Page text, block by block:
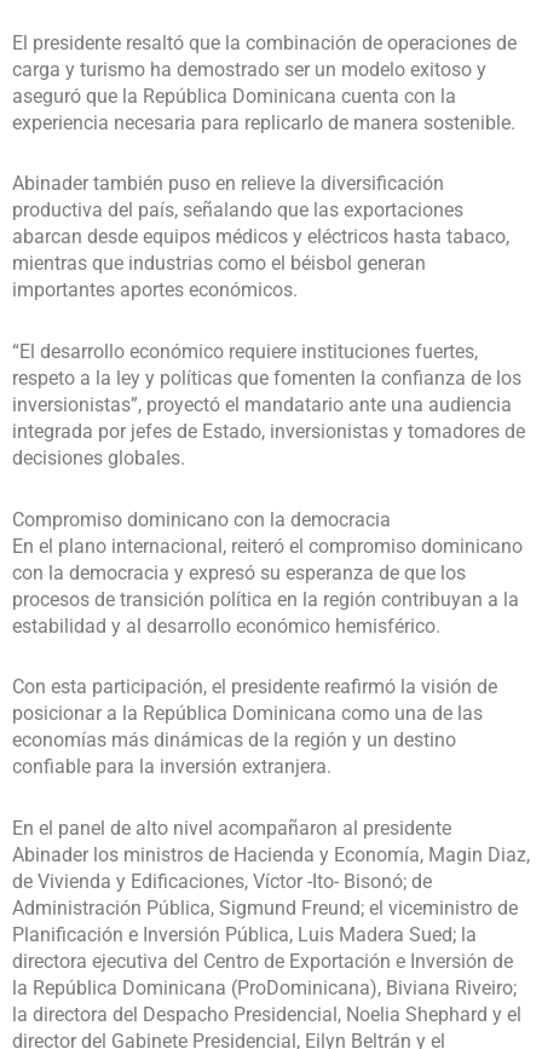
El presidente resaltó que la combinación de operaciones de
carga y turismo ha demostrado ser un modelo exitoso y
aseguró que la República Dominicana cuenta con la
experiencia necesaria para replicarlo de manera sostenible.
Abinader también puso en relieve la diversificación
productiva del país, señalando que las exportaciones
abarcan desde equipos médicos y eléctricos hasta tabaco,
mientras que industrias como el béisbol generan
importantes aportes económicos.
“El desarrollo económico requiere instituciones fuertes,
respeto a la ley y políticas que fomenten la confianza de los
inversionistas”, proyectó el mandatario ante una audiencia
integrada por jefes de Estado, inversionistas y tomadores de
decisiones globales.
Compromiso dominicano con la democracia
En el plano internacional, reiteró el compromiso dominicano
con la democracia y expresó su esperanza de que los
procesos de transición política en la región contribuyan a la
estabilidad y al desarrollo económico hemisférico.
Con esta participación, el presidente reafirmó la visión de
posicionar a la República Dominicana como una de las
economías más dinámicas de la región y un destino
confiable para la inversión extranjera.
En el panel de alto nivel acompañaron al presidente
Abinader los ministros de Hacienda y Economía, Magin Diaz,
de Vivienda y Edificaciones, Víctor -Ito- Bisonó; de
Administración Pública, Sigmund Freund; el viceministro de
Planificación e Inversión Pública, Luis Madera Sued; la
directora ejecutiva del Centro de Exportación e Inversión de
la República Dominicana (ProDominicana), Biviana Riveiro;
la directora del Despacho Presidencial, Noelia Shephard y el
director del Gabinete Presidencial, Eilyn Beltrán y el